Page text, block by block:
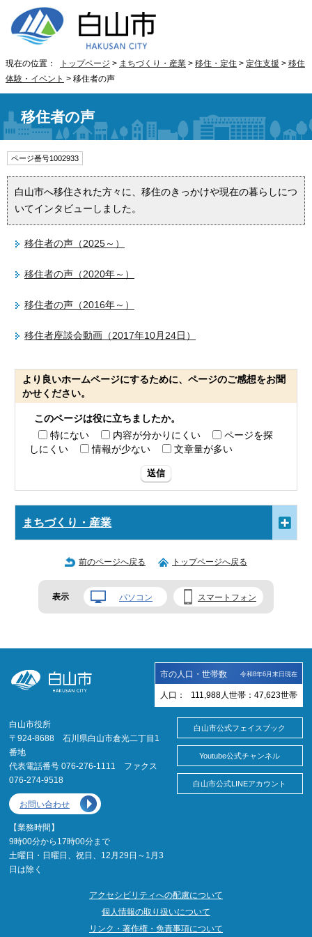
現在の位置： トップページ > まちづくり・産業 > 移住・定住 > 定住支援 > 移住
体験・イベント > 移住者の声
移住者の声
ページ番号1002933
白山市へ移住された方々に、移住のきっかけや現在の暮らしにつ
いてインタビューしました。
移住者の声（2025～）
移住者の声（2020年～）
移住者の声（2016年～）
移住者座談会動画（2017年10月24日）
より良いホームページにするために、ページのご感想をお聞
かせください。
このページは役に立ちましたか。
特にない
内容が分かりにくい
ページを探
しにくい
情報が少ない 文章量が多い
送信
まちづくり・産業
前のページへ戻る トップページへ戻る
表示 パソコン スマートフォン
市の人口・世帯数 令和8年6月末日現在
人口： 111,988 人 世帯： 47,623世帯
白山市役所
〒924-8688 石川県白山市倉光二丁目1
番地
代表電話番号 076-276-1111 ファクス
076-274-9518
お問い合わせ
【業務時間】
9時00分から17時00分まで
土曜日・日曜日、祝日、12月29日～1月3
日は除く
白山市公式フェイスブック
Youtube公式チャンネル
白山市公式LINEアカウント
アクセシビリティへの配慮について
個人情報の取り扱いについて
リンク・著作権・免責事項について